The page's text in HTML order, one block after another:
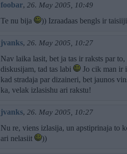
foobar, 26. May 2005, 10:49
Te nu bija )) Izraadaas bengls ir
jvanks, 26. May 2005, 10:27
Nav laika lasit, bet ja tas ir raksts par
diskusijam, tad tas labi
Jo cik man ir
kad stradaja par dizaineri, bet jaunos
ka, velak izlasishu ari rakstu!
jvanks, 26. May 2005, 10:27
Nu re, viens izlasija, un apstiprinaja to
ari nelasiit
))